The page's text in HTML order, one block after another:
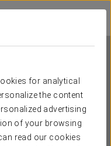
for analytical
the content
advertising
of your browsing
read our cookies
La Suite